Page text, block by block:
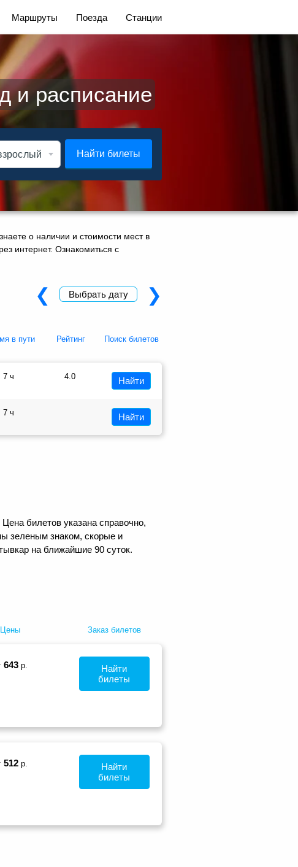
Маршруты Поезда Станции
и расписание
Найти билеты
о наличии и стоимости мест в
интернет. Ознакомиться с
❮ Выбрать дату ❯
в пути Рейтинг Поиск билетов
7 ч 4.0 Найти
7 ч Найти
билетов указана справочно,
зеленым знаком, скорые и
на ближайшие 90 суток.
Цены Заказ билетов
643 р.
Найти
билеты
512 р.
Найти
билеты